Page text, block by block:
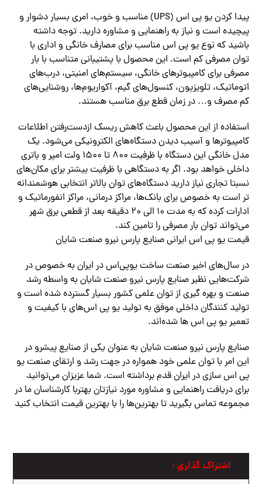
پیدا کردن یو پی اس (UPS) مناسب و خوب، امری بسیار دشوار و
پیچیده است و نیاز به راهنمایی و مشاوره دارید. توجه داشته
باشید که نوع یو پی اس مناسب برای مصارف خانگی و اداری با
توان مصرفی کم است. این محصول با پشتیبانی متناسب با بار
مصرفی برای کامپیوتر‌های خانگی، سیستم‌های امنیتی، درب‌های
اتوماتیک، تلویزیون، کنسول‌های گیم، آکواریوم‌ها، روشنایی‌های
کم مصرف و‌… در زمان قطع برق مناسب هستند.
استفاده از این محصول باعث کاهش ریسک از‌دست‌رفتن اطلاعات
کامپیوتر‌ها و آسیب دیدن دستگاه‌های الکترونیکی می‌شود. یک
مدل خانگی این دستگاه با ظرفیت ۸۰۰ تا ۱۵۰۰ ولت امپر و باتری
داخلی خواهد بود.‌ اگر به دستگاهی با ظرفیت بیشتر برای مکان‌های
نسبتا تجاری نیاز دارید دستگاه‌های توان بالاتر انتخابی هوشمندانه
تر است به خصوص برای بانک‌ها، مراکز درمانی، مراکز انفورماتیک و
ادارات کرده که به مدت ۱۰ الی ۲۰ دقیقه بعد از قطعی برق شهر
می‌تواند توان بار مصرفی را تامین کند.
قیمت یو پی اس ایرانی صنایع پارس نیرو صنعت شایان
در سال‌های اخیر صنعت ساخت یوپی‌اس در ایران به خصوص در
شرکت‌هایی نظیر صنایع پارس نیرو صنعت شایان به واسطه رشد
صنعت و بهره گیری از توان علمی کشور بسیار گسترده شده است و
تولید کنندگان داخلی موفق به تولید یو پی اس‌های با کیفیت و
تعمیر یو پی اس ها شده‌اند.
صنایع پارس نیرو صنعت شایان به عنوان یکی از صنایع پیشرو در
این امر با توان علمی خود همواره در جهت رشد و ارتقای صنعت یو
پی اس سازی در ایران قدم برداشته است. شما عزیزان می‌توانید
برای دریافت راهنمایی و مشاوره مورد نیازتان بهتربا کارشناسان ما در
مجموعه تماس بگیرید تا بهترین‌ها را با بهترین قیمت انتخاب کنید